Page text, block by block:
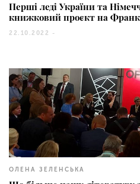
Перші леді України та
книжковий проєкт на
22.10.2022 -
ОЛЕНА ЗЕЛЕНСЬКА